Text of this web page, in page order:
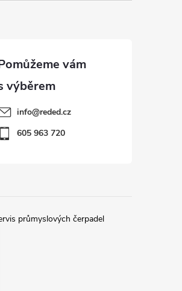
info@reded.cz
605 963 720
průmyslových čerpadel